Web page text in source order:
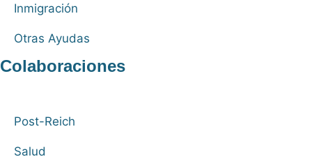
Inmigración
Otras Ayudas
Colaboraciones
Post-Reich
Salud